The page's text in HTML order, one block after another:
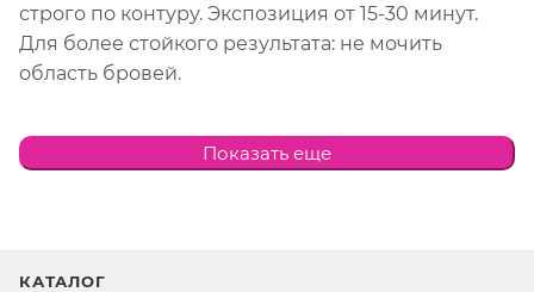
строго по контуру. Экспозиция от 15-30 минут.
Для более стойкого результата: не мочить
область бровей.
Состав:lawsonia inermis (henna) leaf powder, silica,
sodium perborate, citric acid, p-aminophenol,
Показать еще
КАТАЛОГ